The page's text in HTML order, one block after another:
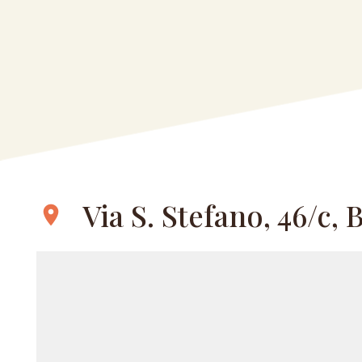
location_on Via S. Stefano, 46/c,